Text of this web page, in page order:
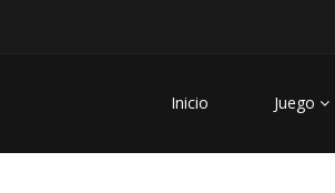
Inicio Juego